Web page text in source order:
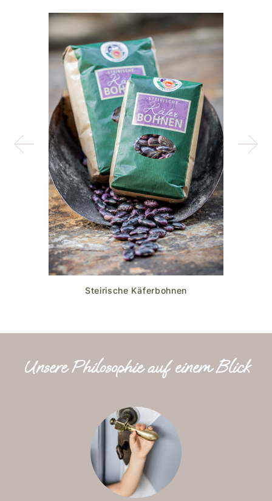
Steirische Käferbohnen
Unsere Philosophie auf einem Blick